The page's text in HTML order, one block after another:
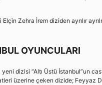
Elçin Zehra İrem diziden ayrılır
OYUNCULARI
dizisi “Altı Üstü İstanbul”un
üzerine çeken dizide; Feyyaz